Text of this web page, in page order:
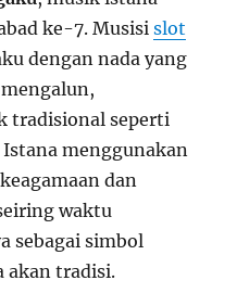
ke-7. Musisislot
dengan nada yang
tradisional seperti
Istana menggunakan
dan
waktu
sebagai simbol
akan tradisi.